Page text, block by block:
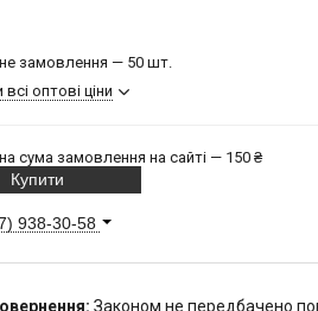
замовлення — 50 шт.
оптові ціни
сума замовлення на сайті — 150 ₴
Купити
938-30-58
Законом не передбачено